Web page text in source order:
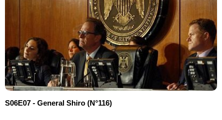
S06E07 - General Shiro (N°116)